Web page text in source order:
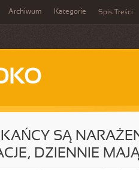
Archiwum Kategorie Spis Treści
SĄ
DZIENNIE